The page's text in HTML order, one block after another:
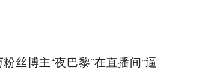
丝博主“夜巴黎”在直播间“逼